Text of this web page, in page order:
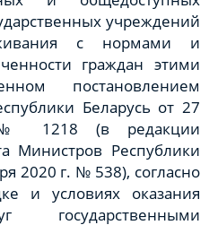
учреждений
с нормами и
граждан этими
постановлением
Беларусь от 27
1218 (в редакции
Министров Республики
2020 г. № 538), согласно
и условиях оказания
государственными